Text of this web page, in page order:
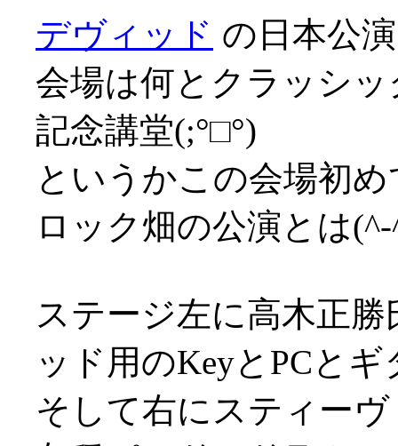
デヴィッド の日本公
会場は何とクラッシ
記念講堂(;°□°)
というかこの会場初
ロック畑の公演とは
ステージ左に高木正
ッド用のKeyとPCとギ
そして右にスティー